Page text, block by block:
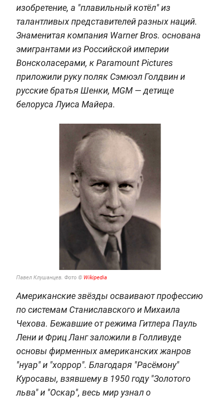
изобретение, а "плавильный котёл" из
талантливых представителей разных наций.
Знаменитая компания Warner Bros. основана
эмигрантами из Российской империи
Вонсколасерами, к Paramount Pictures
приложили руку поляк Сэмюэл Голдвин и
русские братья Шенки, MGM — детище
белоруса Луиса Майера.
Павел Клушанцев. Фото © Wikipedia
Американские звёзды осваивают профессию
по системам Станиславского и Михаила
Чехова. Бежавшие от режима Гитлера Пауль
Лени и Фриц Ланг заложили в Голливуде
основы фирменных американских жанров
"нуар" и "хоррор". Благодаря "Расёмону"
Куросавы, взявшему в 1950 году "Золотого
льва" и "Оскар", весь мир узнал о